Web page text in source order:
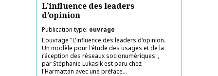
L’influence des leaders
d’opinion
Publication type ouvrage
L'ouvrage "L'influence des leaders d'opinion.
Un modèle pour l'étude des usages et de la
réception des réseaux socionumériques",
par Stéphanie Lukasik est paru chez
l'Harmattan avec une préface...